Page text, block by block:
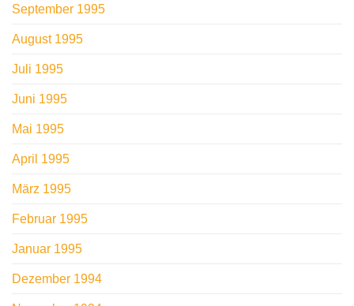
September 1995
August 1995
Juli 1995
Juni 1995
Mai 1995
April 1995
März 1995
Februar 1995
Januar 1995
Dezember 1994